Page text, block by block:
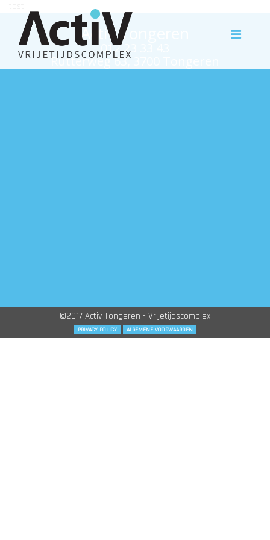
Activ Tongeren
012 23 33 43
Rutterweg 63, 3700 Tongeren
©2017 Activ Tongeren - Vrijetijdscomplex
PRIVACY POLICY ALGEMENE VOORWAARDEN